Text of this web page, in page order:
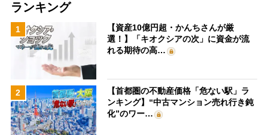
ランキング
1
【資産10億円超・かんちさんが厳
選！】「キオクシアの次」に資金が流
れる期待の高…
2
【首都圏の不動産価格「危ない駅」ラ
ンキング】“中古マンション売れ行き鈍
化”のワー…